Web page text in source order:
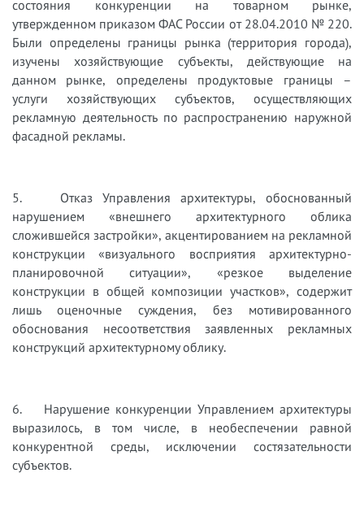
состояния конкуренции на товарном рынке,
утвержденном приказом ФАС России от 28.04.2010 № 220.
Были определены границы рынка (территория города),
изучены хозяйствующие субъекты, действующие на
данном рынке, определены продуктовые границы –
услуги хозяйствующих субъектов, осуществляющих
рекламную деятельность по распространению наружной
фасадной рекламы.
5. Отказ Управления архитектуры, обоснованный
нарушением «внешнего архитектурного облика
сложившейся застройки», акцентированием на рекламной
конструкции «визуального восприятия архитектурно-
планировочной ситуации», «резкое выделение
конструкции в общей композиции участков», содержит
лишь оценочные суждения, без мотивированного
обоснования несоответствия заявленных рекламных
конструкций архитектурному облику.
6. Нарушение конкуренции Управлением архитектуры
выразилось, в том числе, в необеспечении равной
конкурентной среды, исключении состязательности
субъектов.